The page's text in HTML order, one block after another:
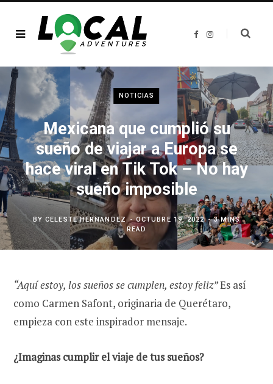
F
b
o
o
k
I
a
r
m
NOTICIAS
Mexicana que cumplió su
sueño de viajar a Europa se
hace viral en Tik Tok – No hay
sueño imposible
BYCELESTE HERNANDEZ OCTUBRE 19, 2022
3 MINS
READ
“Aquí estoy, los sueños se cumplen, estoy feliz”Es así
como Carmen Safont, originaria de Querétaro,
empieza con este inspirador mensaje.
¿Imaginas cumplir el viaje de tus sueños?